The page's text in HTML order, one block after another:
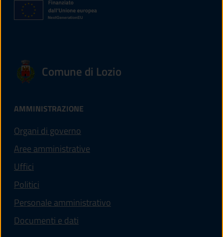
Comune di Lozio
AMMINISTRAZIONE
Organi di governo
Aree amministrative
Uffici
Politici
Personale amministrativo
Documenti e dati